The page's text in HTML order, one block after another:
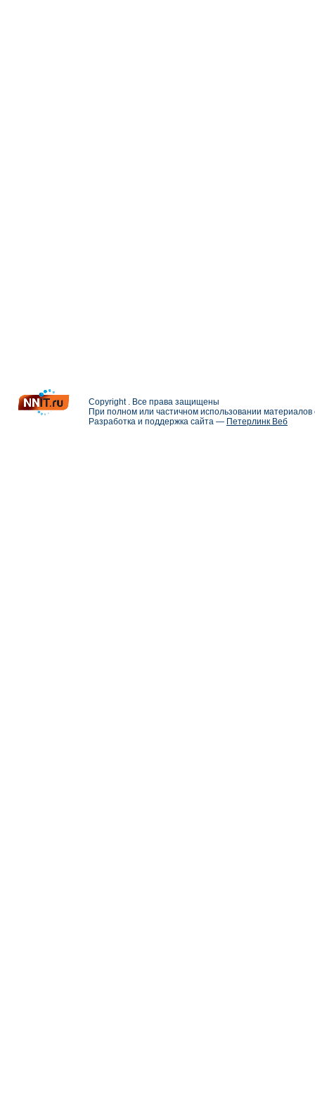
Copyright . Все права защищены
При полном или частичном использовании
Разработка и поддержка сайта — Петерлинк Веб